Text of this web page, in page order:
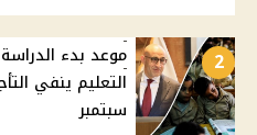
2
سبتمبر